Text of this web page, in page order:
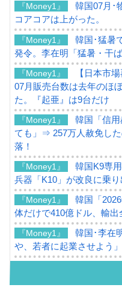
『Money1』
韓国07月･
コアコアは上がった。
『Money1』
韓国･猛暑
発令。李在明「猛暑・干
『Money1』
【日本市
07月販売台数は去年のほ
た。『起亜』は9台だけ
『Money1』
韓国「信
ても」⇒ 257万人赦免し
落！
『Money1』
韓国K9専
兵器「K10」が改良に乗り
『Money1』
韓国「
体だけで410億ドル、輸出
『Money1』
韓国･李在
や、若者に起業させよう